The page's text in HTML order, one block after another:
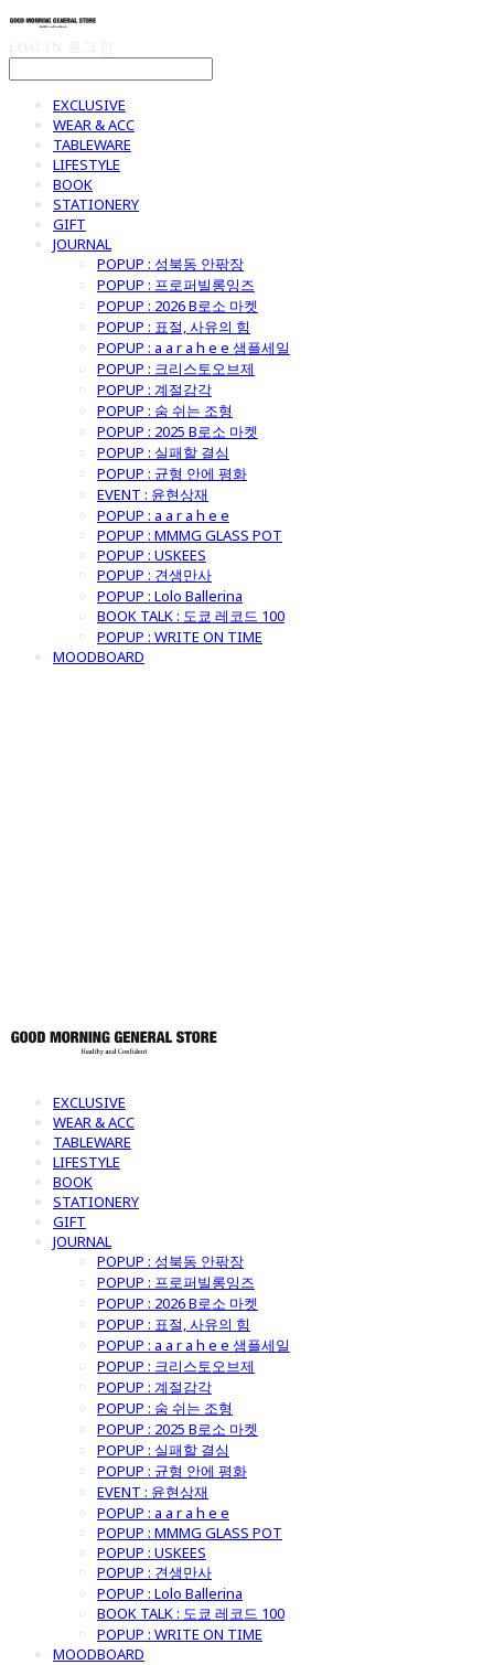
EXCLUSIVE
WEAR & ACC
TABLEWARE
LIFESTYLE
BOOK
STATIONERY
GIFT
JOURNAL
POPUP : 성북동 안팎장
POPUP : 프로퍼빌롱잉즈
POPUP : 2026 B로소 마켓
POPUP : 표절, 사유의 힘
POPUP : a a r a h e e 샘플세일
POPUP : 크리스토오브제
POPUP : 계절감각
POPUP : 숨 쉬는 조형
POPUP : 2025 B로소 마켓
POPUP : 실패할 결심
POPUP : 균형 안에 평화
EVENT : 윤현상재
POPUP : a a r a h e e
POPUP : MMMG GLASS POT
POPUP : USKEES
POPUP : 견생만사
POPUP : Lolo Ballerina
BOOK TALK : 도쿄 레코드 100
POPUP : WRITE ON TIME
MOODBOARD
EXCLUSIVE
WEAR & ACC
TABLEWARE
LIFESTYLE
BOOK
STATIONERY
GIFT
JOURNAL
POPUP : 성북동 안팎장
POPUP : 프로퍼빌롱잉즈
POPUP : 2026 B로소 마켓
POPUP : 표절, 사유의 힘
POPUP : a a r a h e e 샘플세일
POPUP : 크리스토오브제
POPUP : 계절감각
POPUP : 숨 쉬는 조형
POPUP : 2025 B로소 마켓
POPUP : 실패할 결심
POPUP : 균형 안에 평화
EVENT : 윤현상재
POPUP : a a r a h e e
POPUP : MMMG GLASS POT
POPUP : USKEES
POPUP : 견생만사
POPUP : Lolo Ballerina
BOOK TALK : 도쿄 레코드 100
POPUP : WRITE ON TIME
MOODBOARD